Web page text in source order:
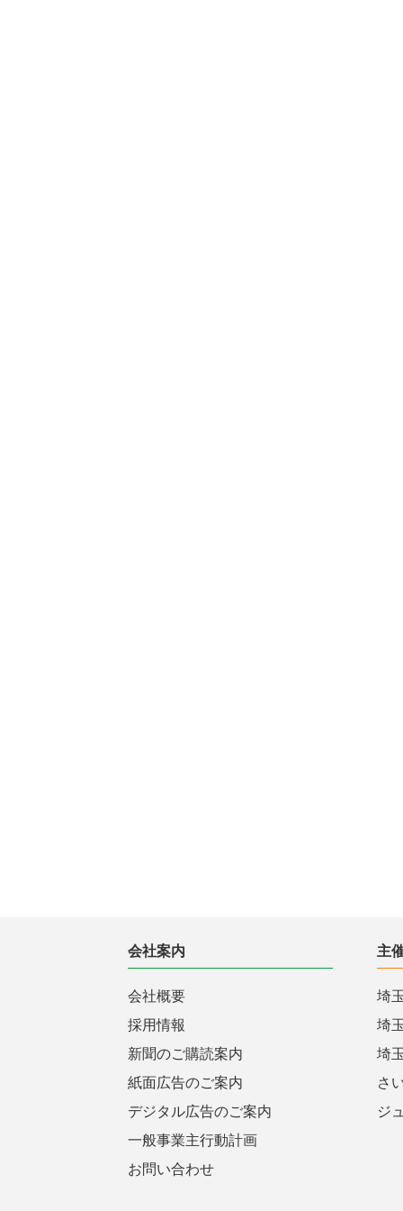
会社案内
会社概要
採用情報
新聞のご購読案内
紙面広告のご案内
デジタル広告のご案内
一般事業主行動計画
お問い合わせ
主
埼
埼
埼
さ
ジ